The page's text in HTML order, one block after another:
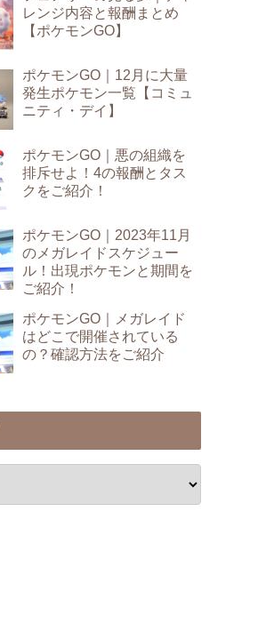
レンジ内容と報酬まとめ
【ポケモンGO】
ポケモンGO｜12月に大量
発生ポケモン一覧【コミュ
ニティ・デイ】
ポケモンGO｜悪の組織を
排斥せよ！4の報酬とタス
クをご紹介！
ポケモンGO｜2023年11月
のメガレイドスケジュー
ル！出現ポケモンと期間を
ご紹介！
ポケモンGO｜メガレイド
はどこで開催されている
の？確認方法をご紹介